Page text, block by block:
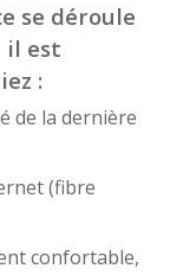
se déroule
il est
:
de la dernière
(fibre
confortable,